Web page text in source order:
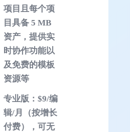
项目且每个项
目具备 5 MB
资产，提供实
时协作功能以
及免费的模板
资源等
专业版：$9/编
辑/月（按增长
付费），可无